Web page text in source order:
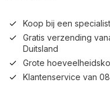
Koop bij een specialist
Gratis verzending
Duitsland
Grote
Klantenservice van